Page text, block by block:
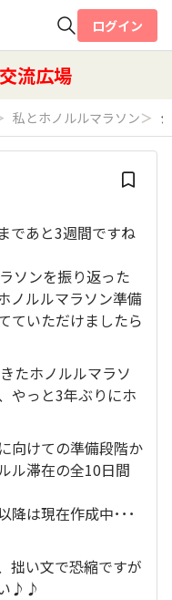
検索
ログイン
流広場
私とホノルルマラソン＞
であと3週間ですね
ソンを振り返った
ノルルマラソン準備
ていただけましたら
たホノルルマラソ
やっと3年ぶりにホ
向けての準備段階か
ル滞在の全10日間
降は現在作成中･･･
拙い文で恐縮ですが
い♪♪